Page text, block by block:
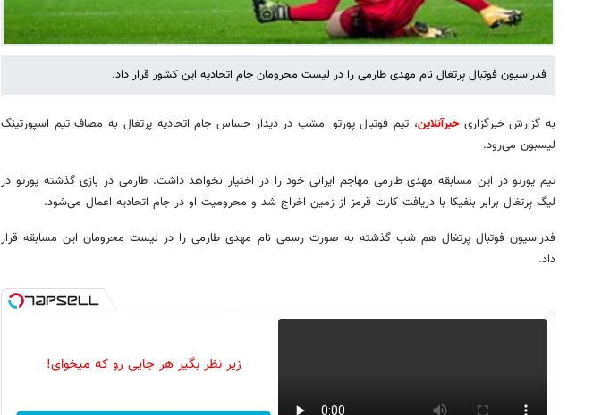
فدراسیون فوتبال پرتغال نام مهدی طارمی را در لیست محرومان جام اتحادیه این کشور قرار داد.
به گزارش خبرگزاریخبرآنلاین، تیم فوتبال پورتو امشب در دیدار حساس جام اتحادیه پرتغال به مصاف تیم اسپورتینگ
لیسبون می‌رود.
تیم پورتو در این مسابقه مهدی طارمی مهاجم ایرانی خود را در اختیار نخواهد داشت. طارمی در بازی گذشته پورتو در
لیگ پرتغال برابر بنفیکا با دریافت کارت قرمز از زمین اخراج شد و محرومیت او در جام اتحادیه اعمال می‌شود.
فدراسیون فوتبال پرتغال هم شب گذشته به صورت رسمی نام مهدی طارمی را در لیست محرومان این مسابقه قرار
داد.
زیر نظر بگیر هر جایی رو که میخوای!